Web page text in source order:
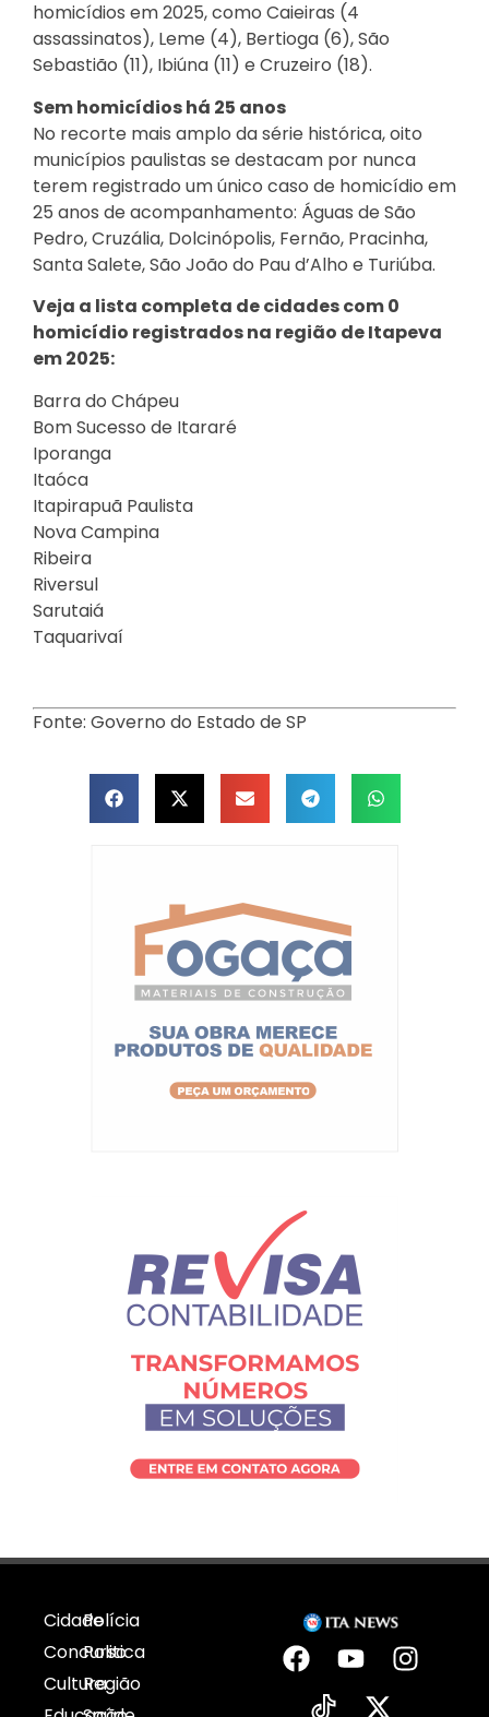
homicídios em 2025, como Caieiras (4
assassinatos), Leme (4), Bertioga (6), São
Sebastião (11), Ibiúna (11) e Cruzeiro (18).
Sem homicídios há 25 anos
No recorte mais amplo da série histórica, oito
municípios paulistas se destacam por nunca
terem registrado um único caso de homicídio em
25 anos de acompanhamento: Águas de São
Pedro, Cruzália, Dolcinópolis, Fernão, Pracinha,
Santa Salete, São João do Pau d’Alho e Turiúba.
Veja a lista completa de cidades com 0
homicídio registrados na região de Itapeva
em 2025:
Barra do Chápeu
Bom Sucesso de Itararé
Iporanga
Itaóca
Itapirapuã Paulista
Nova Campina
Ribeira
Riversul
Sarutaiá
Taquarivaí
Fonte: Governo do Estado de SP
Cidade
Concurso
Cultura
Polícia
Politica
Região